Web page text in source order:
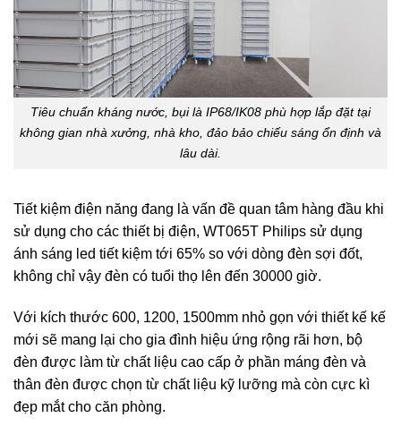
Tiêu chuẩn kháng nước, bụi là IP68/IK08 phù hợp lắp đặt tại
không gian nhà xưởng, nhà kho, đảo bảo chiếu sáng ổn định và
lâu dài.
Tiết kiệm điện năng đang là vấn đề quan tâm hàng đầu khi
sử dụng cho các thiết bị điện, WT065T Philips sử dụng
ánh sáng led tiết kiệm tới 65% so với dòng đèn sợi đốt,
không chỉ vậy đèn có tuổi thọ lên đến 30000 giờ.
Với kích thước 600, 1200, 1500mm nhỏ gọn với thiết kế kế
mới sẽ mang lại cho gia đình hiệu ứng rộng rãi hơn, bộ
đèn được làm từ chất liệu cao cấp ở phần máng đèn và
thân đèn được chọn từ chất liệu kỹ lưỡng mà còn cực kì
đẹp mắt cho căn phòng.